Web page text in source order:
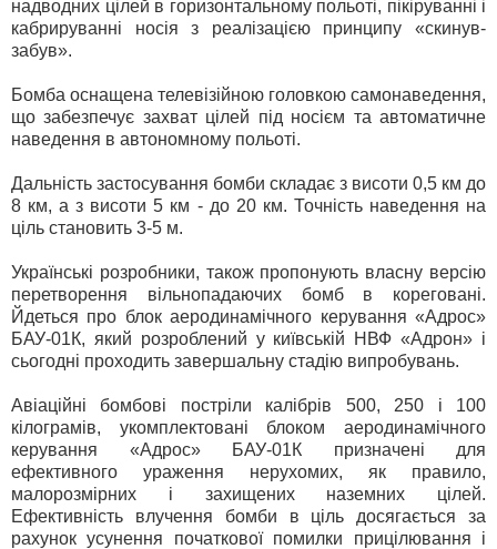
надводних цілей в горизонтальному польоті, пікіруванні і
кабрируванні носія з реалізацією принципу «скинув-
забув».
Бомба оснащена телевізійною головкою самонаведення,
що забезпечує захват цілей під носієм та автоматичне
наведення в автономному польоті.
Дальність застосування бомби складає з висоти 0,5 км до
8 км, а з висоти 5 км - до 20 км. Точність наведення на
ціль становить 3-5 м.
Українські розробники, також пропонують власну версію
перетворення вільнопадаючих бомб в кореговані.
Йдеться про блок аеродинамічного керування «Адрос»
БАУ-01К, який розроблений у київській НВФ «Адрон» і
сьогодні проходить завершальну стадію випробувань.
Авіаційні бомбові постріли калібрів 500, 250 і 100
кілограмів, укомплектовані блоком аеродинамічного
керування «Адрос» БАУ-01К призначені для
ефективного ураження нерухомих, як правило,
малорозмірних і захищених наземних цілей.
Ефективність влучення бомби в ціль досягається за
рахунок усунення початкової помилки прицілювання і